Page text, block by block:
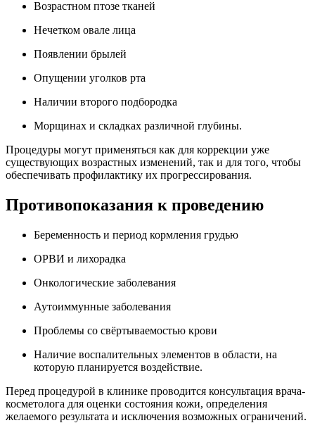
Возрастном птозе тканей
Нечетком овале лица
Появлении брылей
Опущении уголков рта
Наличии второго подбородка
Морщинах и складках различной глубины.
Процедуры могут применяться как для коррекции уже
существующих возрастных изменений, так и для того, чтобы
обеспечивать профилактику их прогрессирования.
Противопоказания к проведению
Беременность и период кормления грудью
ОРВИ и лихорадка
Онкологические заболевания
Аутоиммунные заболевания
Проблемы со свёртываемостью крови
Наличие воспалительных элементов в области, на
которую планируется воздействие.
Перед процедурой в клинике проводится консультация врача-
косметолога для оценки состояния кожи, определения
желаемого результата и исключения возможных ограничений.